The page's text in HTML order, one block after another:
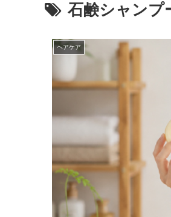
化粧水比較表
スキンケア
ボディケア
ヘアケア
発酵モリンガ
フルボ酸 太古の泉
生活用品
初め
健
石鹸シャンプ
ヘアケア